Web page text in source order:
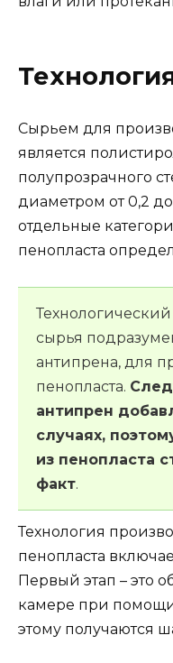
Сырьем для
является
полупрозрачного
диаметром от 0,2
отдельные
пенопласта
сырья
антипрена, для
пенопласта.
антипрен
случаях,
из пенопласта
факт.
Технология
пенопласта
Первый этап – это
камере при
этому получаются